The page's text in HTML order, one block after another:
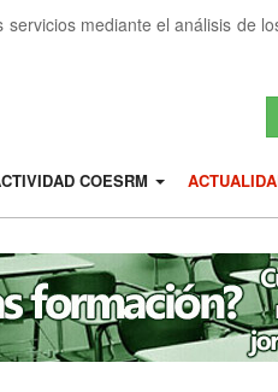
mediante el análisis
COESRM